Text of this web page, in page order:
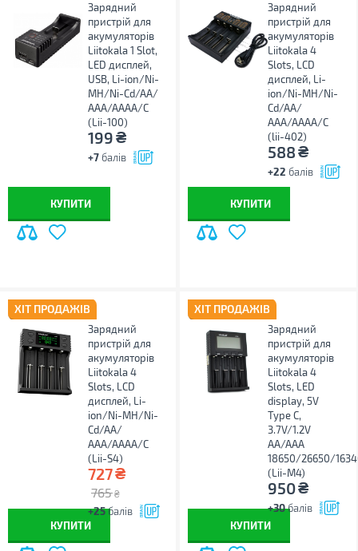
Зарядний
пристрій для
акумуляторів
Liitokala 1 Slot,
LED дисплей,
USB, Li-ion/Ni-
MH/Ni-Cd/AA/
ААA/AAAA/С
(Lii-100)
199₴
+7 балів
КУПИТИ
Зарядний
пристрій для
акумуляторів
Liitokala 4
Slots, LCD
дисплей, Li-
ion/Ni-MH/Ni-
Cd/AA/
ААA/AAAA/С
(lii-402)
588₴
+22 балів
КУПИТИ
ХІТ ПРОДАЖІВ
Зарядний
пристрій для
акумуляторів
Liitokala 4
Slots, LCD
дисплей, Li-
ion/Ni-MH/Ni-
Cd/AA/
ААA/AAAA/С
(Lii-S4)
727₴
765 ₴
+25балів
КУПИТИ
ХІТ ПРОДАЖІВ
Зарядний
пристрій для
акумуляторів
Liitokala 4
Slots, LED
display, 5V
Type C,
3.7V/1.2V
AA/AAA
18650/26650/
(Lii-M4)
950₴
+30балів
КУПИТИ